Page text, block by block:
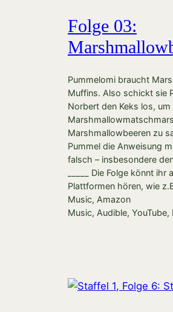
Folge 03:
Pummelomi braucht
Muffins. Also schickt sie
Norbert den Keks los, um
Marshmallowbeeren zu
Pummel die Anweisung
falsch – insbesondere
_____ Die Folge könnt
Plattformen hören, wie
Music, Amazon
Music, Audible, YouTube,